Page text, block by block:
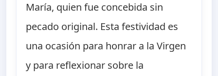
María, quien fue concebida sin
pecado original. Esta festividad es
una ocasión para honrar a la Virgen
y para reflexionar sobre la